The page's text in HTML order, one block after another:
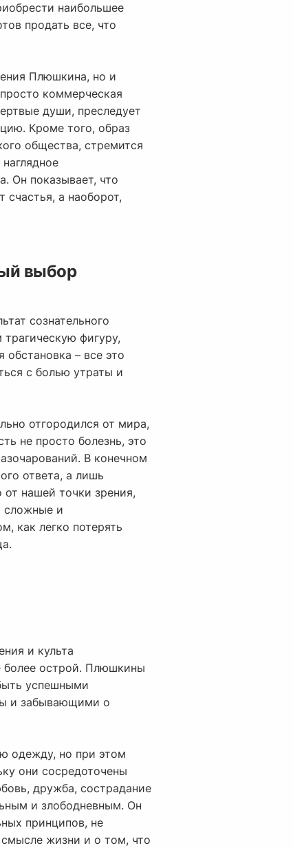
наибольшее
продать все, что
Плюшкина, но и
коммерческая
души, преследует
Кроме того, образ
общества, стремится
Он показывает, что
счастья, а наоборот,
выбор
сознательного
фигуру,
– все это
с болью утраты и
отгородился от мира,
не просто болезнь, это
В конечном
ответа, а лишь
нашей точки зрения,
сложные и
как легко потерять
и культа
более острой. Плюшкины
успешными
и забывающими о
одежду, но при этом
они сосредоточены
дружба, сострадание
и злободневным. Он
принципов, не
смысле жизни и о том, что